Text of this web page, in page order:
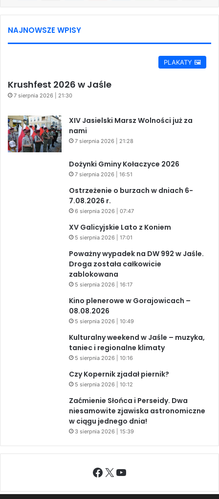
NAJNOWSZE WPISY
PLAKATY 🖼️
Krushfest 2026 w Jaśle
7 sierpnia 2026 | 21:30
XIV Jasielski Marsz Wolności już za
nami
7 sierpnia 2026 | 21:28
Dożynki Gminy Kołaczyce 2026
7 sierpnia 2026 | 16:51
Ostrzeżenie o burzach w dniach 6-
7.08.2026 r.
6 sierpnia 2026 | 07:47
XV Galicyjskie Lato z Koniem
5 sierpnia 2026 | 17:01
Poważny wypadek na DW 992 w Jaśle.
Droga została całkowicie
zablokowana
5 sierpnia 2026 | 16:17
Kino plenerowe w Gorajowicach –
08.08.2026
5 sierpnia 2026 | 10:49
Kulturalny weekend w Jaśle – muzyka,
taniec i regionalne klimaty
5 sierpnia 2026 | 10:16
Czy Kopernik zjadał piernik?
5 sierpnia 2026 | 10:12
Zaćmienie Słońca i Perseidy. Dwa
niesamowite zjawiska astronomiczne
w ciągu jednego dnia!
3 sierpnia 2026 | 15:39
Facebook
X YouTube